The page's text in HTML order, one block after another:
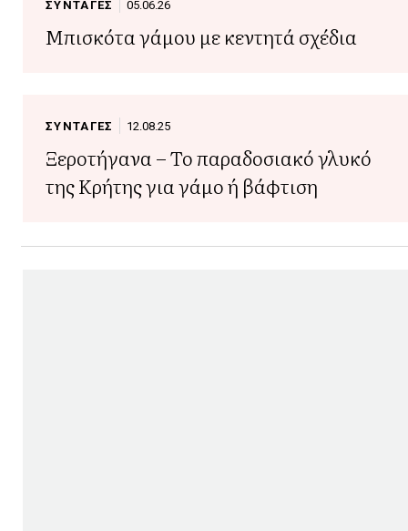
ΣΥΝΤΑΓΕΣ 05.06.26
Μπισκότα γάμου με κεντητά σχέδια
ΣΥΝΤΑΓΕΣ 12.08.25
Ξεροτήγανα – Το παραδοσιακό γλυκό
της Κρήτης για γάμο ή βάφτιση